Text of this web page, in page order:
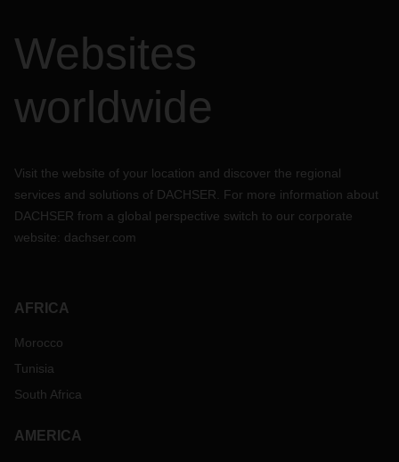
Websites
worldwide
Visit the website of your location and discover the regional
services and solutions of DACHSER. For more information about
DACHSER from a global perspective switch to our corporate
website: dachser.com
AFRICA
Morocco
Tunisia
South Africa
AMERICA